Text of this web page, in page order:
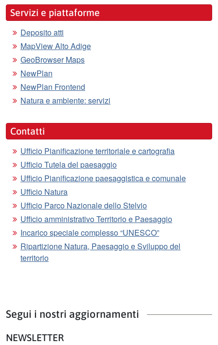
Servizi e piattaforme
Deposito atti
MapView Alto Adige
GeoBrowser Maps
NewPlan
NewPlan Frontend
Natura e ambiente: servizi
Contatti
Ufficio Pianificazione territoriale e cartografia
Ufficio Tutela del paesaggio
Ufficio Pianificazione paesaggistica e comunale
Ufficio Natura
Ufficio Parco Nazionale dello Stelvio
Ufficio amministrativo Territorio e Paesaggio
Incarico speciale complesso “UNESCO”
Ripartizione Natura, Paesaggio e Sviluppo del
territorio
Segui i nostri aggiornamenti
NEWSLETTER